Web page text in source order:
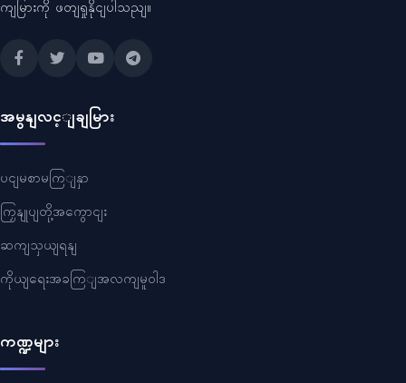
ကျမြားကို ဖတျရှုနိုငျပါသညျ။
အမွနျလင့ျချမြား
ပငျမစာမကြျနှာ
ကြှနျုပျတို့အကွောငျး
ဆကျသှယျရနျ
ကိုယျရေးအခကြျအလကျမူဝါဒ
ကဏ္ဍများ